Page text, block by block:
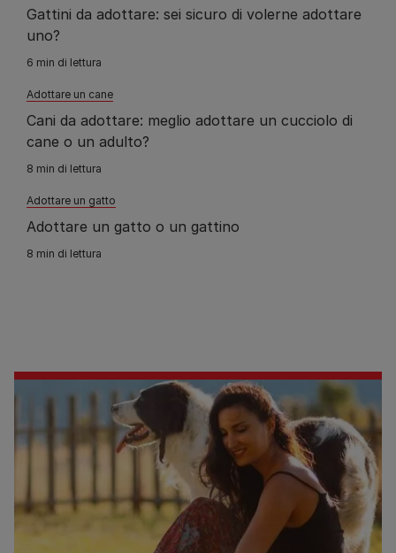
Gattini da adottare: sei sicuro di volerne adottare
uno?
6 min di lettura
Adottare un cane
Cani da adottare: meglio adottare un cucciolo di
cane o un adulto?
8 min di lettura
Adottare un gatto
Adottare un gatto o un gattino
8 min di lettura